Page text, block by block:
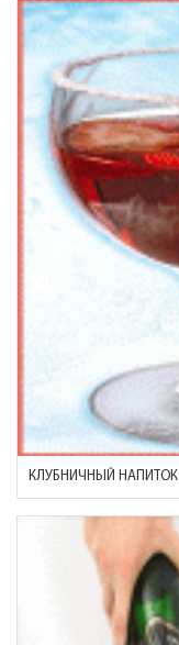
КЛУБНИЧНЫЙ НАПИТОК